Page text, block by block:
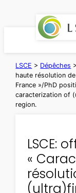
LSCE > Dépêches >
haute résolution
France »/PhD
caracterization of
region.
LSCE:
«